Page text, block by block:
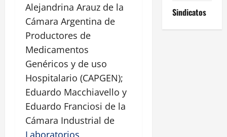
Alejandrina Arauz de la
Cámara Argentina de
Productores de
Medicamentos
Genéricos y de uso
Hospitalario (CAPGEN);
Eduardo Macchiavello y
Eduardo Franciosi de la
Cámara Industrial de
Laboratorios
Sindicatos